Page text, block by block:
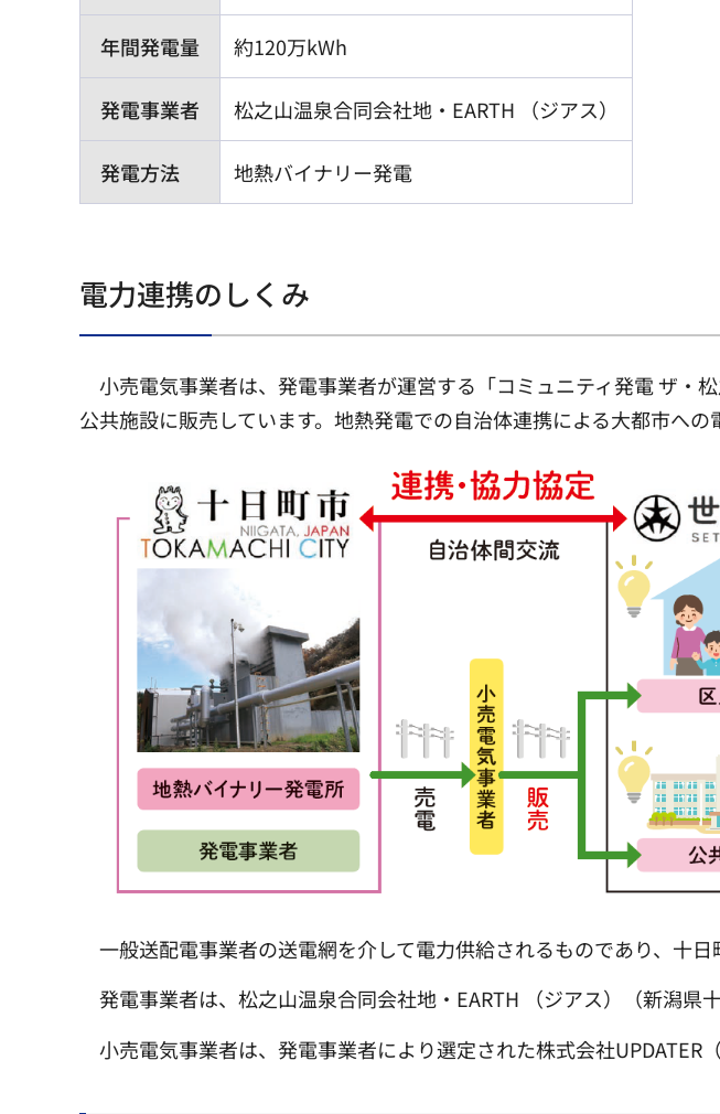
年間発電量 約120万kWh
発電事業者 松之山温泉合同会社地・EARTH （ジアス）
発電方法 地熱バイナリー発電
電力連携のしくみ
小売電気事業者は、発電事業者が運営する「コミュニティ発電 ザ・
公共施設に販売しています。地熱発電での自治体連携による大都市への
一般送配電事業者の送電網を介して電力供給されるものであり、十
発電事業者は、松之山温泉合同会社地・EARTH （ジアス）（新潟県十
小売電気事業者は、発電事業者により選定された株式会社UPDATER